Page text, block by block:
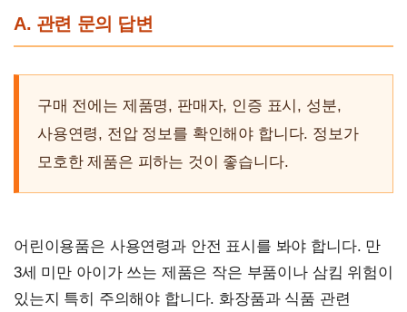
A. 관련 문의 답변
구매 전에는 제품명, 판매자, 인증 표시, 성분,
사용연령, 전압 정보를 확인해야 합니다. 정보가
모호한 제품은 피하는 것이 좋습니다.
어린이용품은 사용연령과 안전 표시를 봐야 합니다. 만
3세 미만 아이가 쓰는 제품은 작은 부품이나 삼킴 위험이
있는지 특히 주의해야 합니다. 화장품과 식품 관련